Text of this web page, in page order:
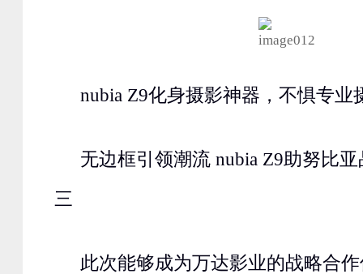
nubia Z9化身摄影神器，不惧专业
无边框引领潮流 nubia Z9助努比
三
此次能够成为万达影业的战略合